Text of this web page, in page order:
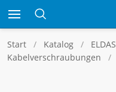
Start Katalog ELDAS
Kabelverschraubungen